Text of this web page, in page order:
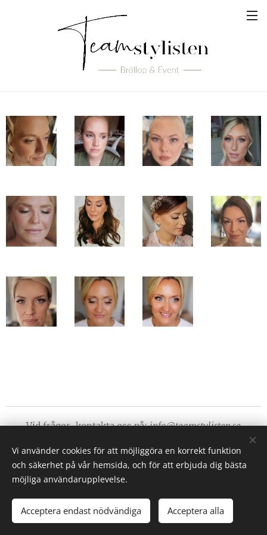
Vid frågor, kontakta oss på:info@teamstylisten.se
Följ oss på våra sociala medier
Team Stylisten 2023 Cookies
Vi använder cookies för att möjliggöra en korrekt funktion
och säkerhet på vår hemsida, och för att erbjuda dig bästa
möjliga användarupplevelse.
Acceptera endast nödvändiga Acceptera alla